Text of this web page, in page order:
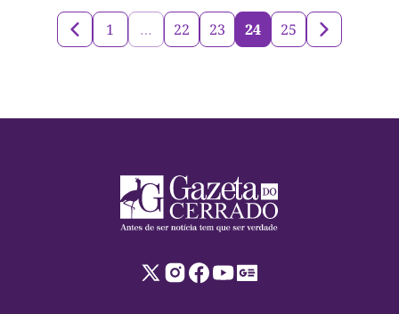
1 … 22 23 24 25